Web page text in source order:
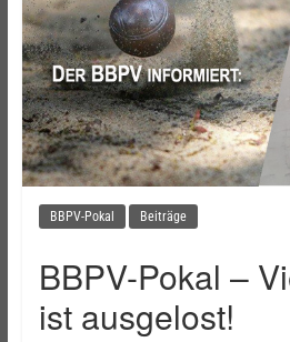
BBPV-Pokal Beiträge
BBPV-Pokal –
ist ausgelost!